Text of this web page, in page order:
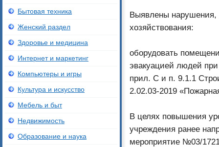
Выявлены нарушения,
хозяйствования:
оборудовать
эвакуацией людей
прил. С и п. 9.1.1
2.02.03-2019
В целях повышения
учреждения ранее
мероприятие №03/
Бытовая техника
Женский раздел
Здоровье и медицина
Интернет и маркетинг
Компьютеры и игры
Культура и искусство
Мебель и быт
Недвижимость
Образование и наука